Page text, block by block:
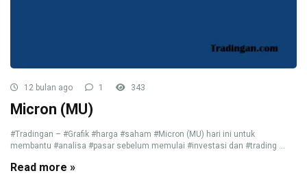
12 bulan ago 1 343
Micron (MU)
#Tradingan – #Grafik #harga #saham #Micron (MU) hari ini untuk
membantu #analisa #pasar sebelum memulai #investasi dan #trading ...
Read more »